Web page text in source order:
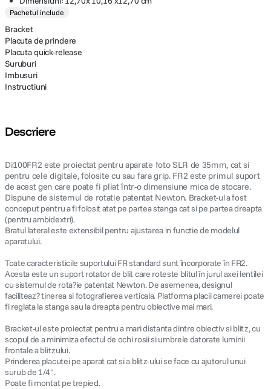
Pachetul include
Bracket
Placuta de prindere
Placuta quick-release
Suruburi
Imbusuri
Instructiuni
Descriere
Di100FR2 este proiectat pentru aparate foto SLR de 35mm, cat si
pentru cele digitale, folosite cu sau fara grip. FR2 este primul suport
de acest gen care poate fi pliat într-o dimensiune mica de stocare.
Dispune de sistemul de rotatie patentat Newton. Bracket-ul a fost
conceput pentru a fi folosit atat pe partea stanga cat si pe partea dreapta
(pentru ambidextri).
Bratul lateral este extensibil pentru ajustarea in functie de modelul
aparatului.
Toate caracteristicile suportului FR standard sunt încorporate în FR2.
Acesta este un suport rotator de blit care roteste blitul în jurul axei lentilei
cu sistemul de rota?ie patentat Newton. De asemenea, designul
faciliteaz? tinerea si fotografierea verticala. Platforma placii camerei poate
fi reglata la stanga sau la dreapta pentru obiective mai mari.
Bracket-ul este proiectat pentru a mari distanta dintre obiectiv si blitz, cu
scopul de a minimiza efectul de ochi rosii si umbrele datorate luminii
frontale a blitzului.
Prinderea placutei pe aparat cat si a blitz-ului se face cu ajutorul unui
surub de 1/4".
Poate fi montat pe trepied.